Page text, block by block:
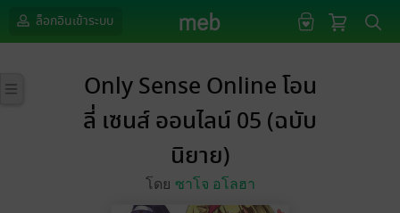
ล็อกอินเข้าระบบ
Only Sense Online โอน
ลี่ เซนส์ ออนไลน์ 05 (ฉบับ
นิยาย)
โดย ซาโจ อโลฮา